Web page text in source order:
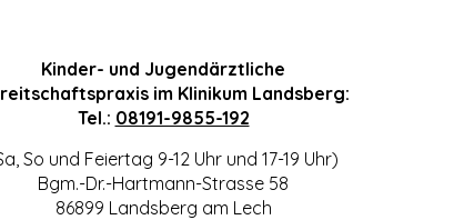
Kinder- und Jugendärztliche
im Klinikum Landsberg:
Tel.: 08191-9855-192
So und Feiertag 9-12 Uhr und 17-19 Uhr)
Bgm.-Dr.-Hartmann-Strasse 58
86899 Landsberg am Lech